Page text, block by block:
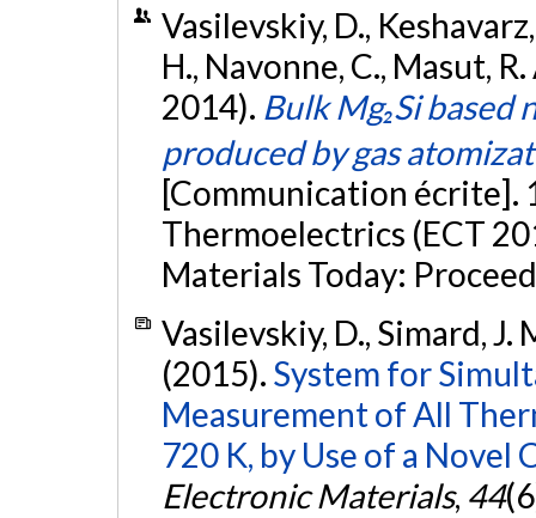
Vasilevskiy, D.,
H., Navonne, C., Masut,
2014). Bulk Mg₂Si
produced by gas
[Communication écrite].
Thermoelectrics (ECT
Materials Today:
Vasilevskiy, D., Simard, J.
(2015). System for
Measurement of All
720 K, by Use of a
Electronic Materials, 44